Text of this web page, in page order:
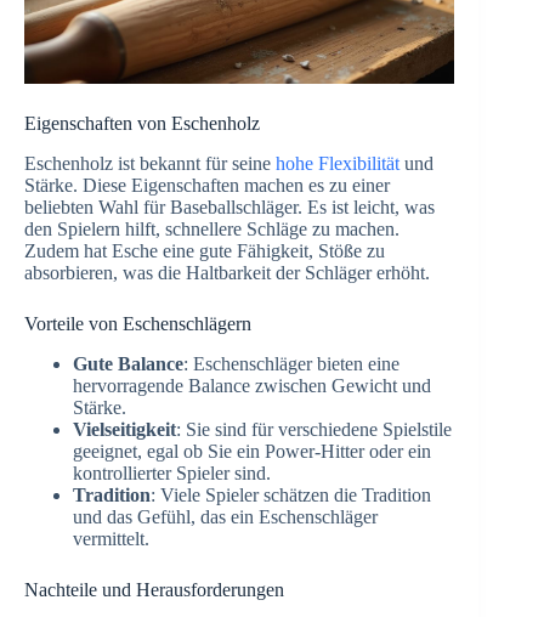
Eigenschaften von Eschenholz
Eschenholz ist bekannt für seine hohe Flexibilität und
Stärke. Diese Eigenschaften machen es zu einer
beliebten Wahl für Baseballschläger. Es ist leicht, was
den Spielern hilft, schnellere Schläge zu machen.
Zudem hat Esche eine gute Fähigkeit, Stöße zu
absorbieren, was die Haltbarkeit der Schläger erhöht.
Vorteile von Eschenschlägern
Gute Balance: Eschenschläger bieten eine
hervorragende Balance zwischen Gewicht und
Stärke.
Vielseitigkeit: Sie sind für verschiedene Spielstile
geeignet, egal ob Sie ein Power-Hitter oder ein
kontrollierter Spieler sind.
Tradition: Viele Spieler schätzen die Tradition
und das Gefühl, das ein Eschenschläger
vermittelt.
Nachteile und Herausforderungen